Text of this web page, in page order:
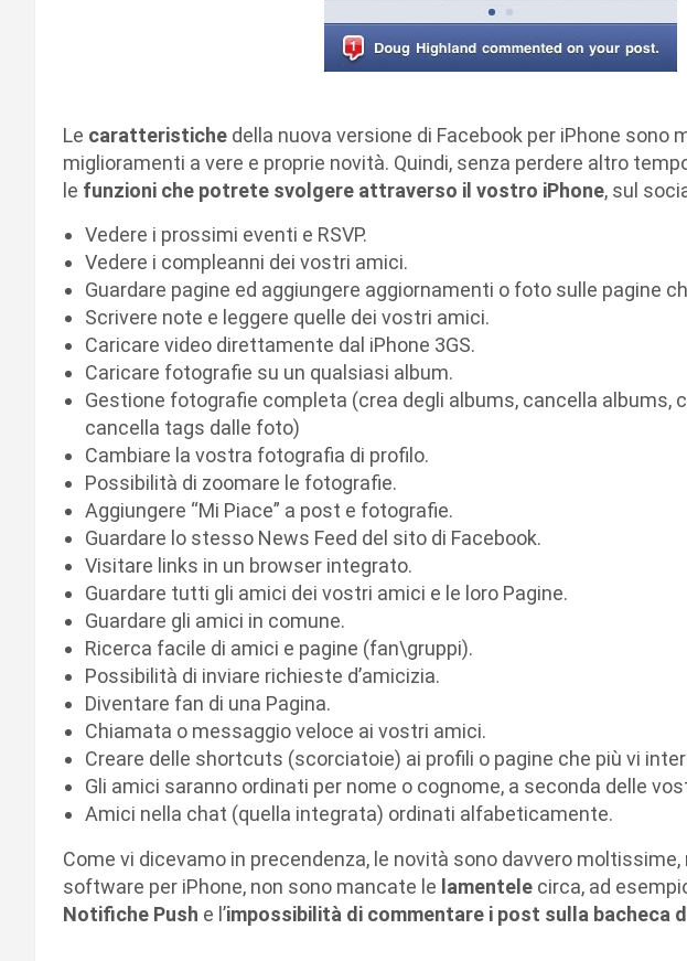
Le caratteristiche della nuova versione di Facebook per iPhone sono
miglioramenti a vere e proprie novità. Quindi, senza perdere altro
le funzioni che potrete svolgere attraverso il vostro iPhone, sul
Vedere i prossimi eventi e RSVP.
Vedere i compleanni dei vostri amici.
Guardare pagine ed aggiungere aggiornamenti o foto sulle pagine
Scrivere note e leggere quelle dei vostri amici.
Caricare video direttamente dal iPhone 3GS.
Caricare fotografie su un qualsiasi album.
Gestione fotografie completa (crea degli albums, cancella albums,
cancella tags dalle foto)
Cambiare la vostra fotografia di profilo.
Possibilità di zoomare le fotografie.
Aggiungere “Mi Piace” a post e fotografie.
Guardare lo stesso News Feed del sito di Facebook.
Visitare links in un browser integrato.
Guardare tutti gli amici dei vostri amici e le loro Pagine.
Guardare gli amici in comune.
Ricerca facile di amici e pagine (fan\gruppi).
Possibilità di inviare richieste d’amicizia.
Diventare fan di una Pagina.
Chiamata o messaggio veloce ai vostri amici.
Creare delle shortcuts (scorciatoie) ai profili o pagine che più vi
Gli amici saranno ordinati per nome o cognome, a seconda delle
Amici nella chat (quella integrata) ordinati alfabeticamente.
Come vi dicevamo in precendenza, le novità sono davvero moltissime,
software per iPhone, non sono mancate le lamentele circa, ad
Notifiche Push e l’impossibilità di commentare i post sulla bacheca